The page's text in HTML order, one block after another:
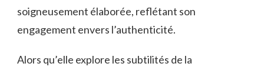
soigneusement élaborée, reflétant son
engagement envers l’authenticité.
Alors qu’elle explore les subtilités de la